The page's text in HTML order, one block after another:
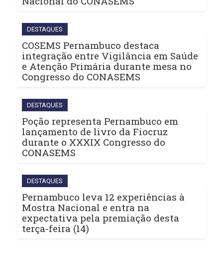
DESTAQUES
COSEMS Pernambuco destaca
integração entre Vigilância em Saúde
e Atenção Primária durante mesa no
Congresso do CONASEMS
DESTAQUES
Poção representa Pernambuco em
lançamento de livro da Fiocruz
durante o XXXIX Congresso do
CONASEMS
DESTAQUES
Pernambuco leva 12 experiências à
Mostra Nacional e entra na
expectativa pela premiação desta
terça-feira (14)